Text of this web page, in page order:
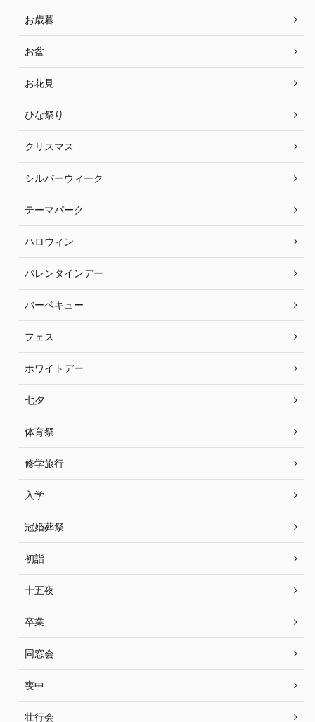
お歳暮
お盆
お花見
ひな祭り
クリスマス
シルバーウィーク
テーマパーク
ハロウィン
バレンタインデー
バーベキュー
フェス
ホワイトデー
七夕
体育祭
修学旅行
入学
冠婚葬祭
初詣
十五夜
卒業
同窓会
喪中
壮行会